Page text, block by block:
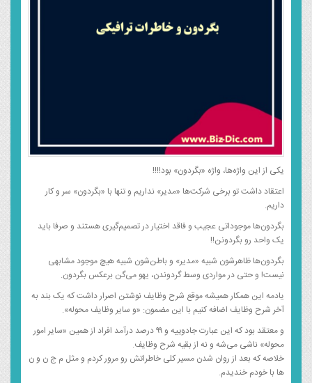
یکی از این واژه‌ها، واژه «بگردون» بود!!!!
اعتقاد داشت تو برخی شرکت‌ها «مدیر» نداریم و تنها با «بگردون» سر و کار
داریم.
بگردون‌ها موجوداتی عجیب و فاقد اختیار در تصمیم‌گیری هستند و صرفا باید
یک واحد رو بگردونن!!
بگردون‌ها ظاهرشون شبیه «مدیر» و باطن‌شون شبیه هیچ موجود مشابهی
نیست! و حتی در مواردی وسط گردوندن، یهو می‌گن برعکس بگردون.
یادمه این همکار همیشه موقع شرح وظایف نوشتن اصرار داشت که یک بند به
آخر شرح وظایف اضافه کنیم با این مضمون: «و سایر وظایف محوله».
و معتقد بود که این عبارت جادوییه و ۹۹ درصد درآمد افراد از همین «سایر امور
محوله» ناشی می‌شه و نه از بقیه شرح وظایف.
خلاصه که بعد از روان شدن مسیر کلی خاطراتش رو مرور کردم و مثل م ج ن و ن
ها با خودم خندیدم.